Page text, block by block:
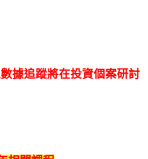
據追蹤將在投資個案研討